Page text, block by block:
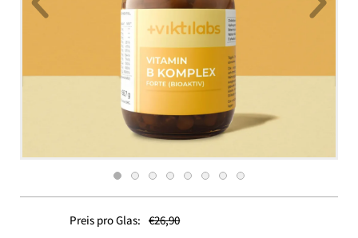
Preis pro Glas: €26,90